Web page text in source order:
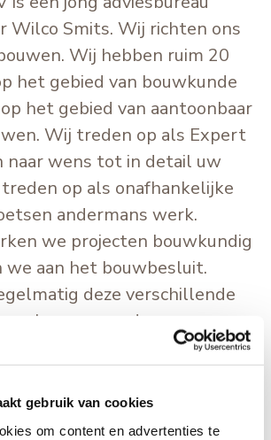
gebruik van cookies
om content en advertenties te
Wilco Smits. Wij richten ons
Wij hebben ruim 20
het gebied van bouwkunde
het gebied van aantoonbaar
Wij treden op als Expert
naar wens tot in detail uw
op als onafhankelijke
andermans werk.
we projecten bouwkundig
aan het bouwbesluit.
deze verschillende
kennen we de
en
Hierdoor werken we zeer
om de doelen en
opdrachtgever te kunnen